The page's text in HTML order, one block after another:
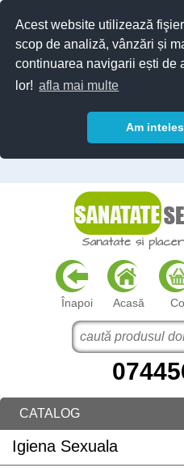
Acest website utilizează
scop de analiză, vânzări și
continuarea navigarii ești de
lor! afla mai multe
Am inteles
Înapoi Acasă
CATALOG
Igiena Sexuala